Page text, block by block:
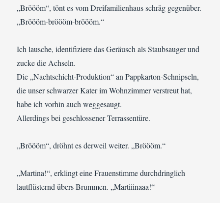
„Bröööm“, tönt es vom Dreifamilienhaus schräg gegenüber.
„Bröööm-bröööm-bröööm.“
Ich lausche, identifiziere das Geräusch als Staubsauger und
zucke die Achseln.
Die „Nachtschicht-Produktion“ an Pappkarton-Schnipseln,
die unser schwarzer Kater im Wohnzimmer verstreut hat,
habe ich vorhin auch weggesaugt.
Allerdings bei geschlossener Terrassentüre.
„Bröööm“, dröhnt es derweil weiter. „Bröööm.“
„Martina!“, erklingt eine Frauenstimme durchdringlich
lautflüsternd übers Brummen. „Martiiinaaa!“